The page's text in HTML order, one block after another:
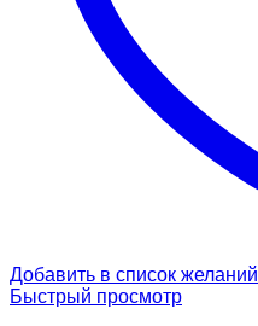
Добавить в список желаний
Быстрый просмотр